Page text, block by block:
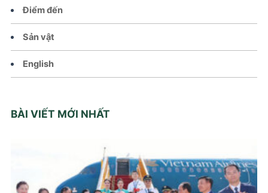
Điểm đến
Sản vật
English
BÀI VIẾT MỚI NHẤT